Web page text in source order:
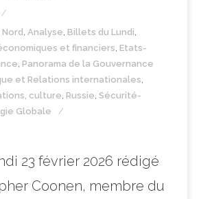
, Analyse, Billets du Lundi,
et financiers, Etats-
, Panorama de la Gouvernance
et Relations internationales,
culture, Russie, Sécurité-
Globale
23 février 2026 rédigé
Coonen, membre du